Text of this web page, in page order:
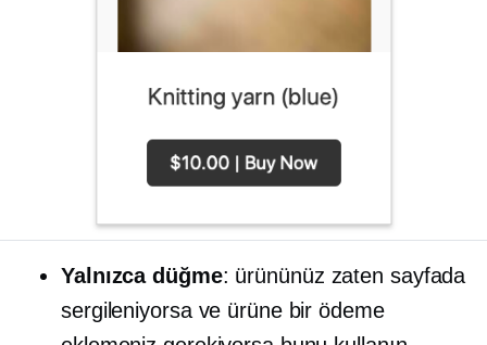
Yalnızca düğme: ürününüz zaten sayfada
sergileniyorsa ve ürüne bir ödeme